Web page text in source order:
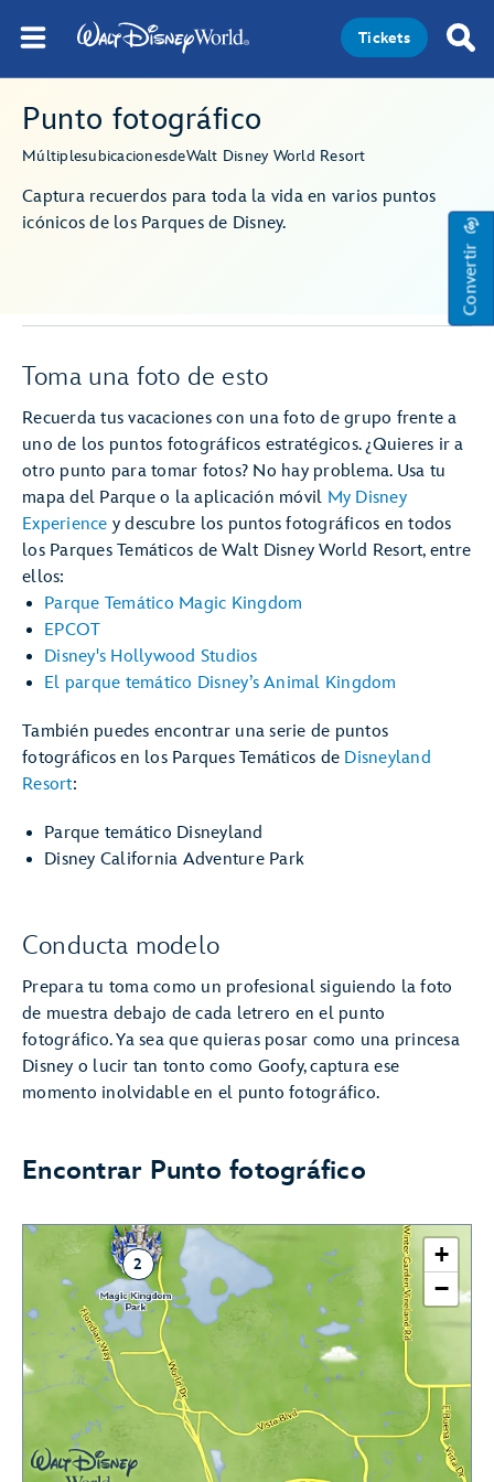
Tickets
Convertir
Punto fotográfico
MúltiplesubicacionesdeWalt Disney World Resort
Captura recuerdos para toda la vida en varios puntos
icónicos de los Parques de Disney.
Toma una foto de esto
Recuerda tus vacaciones con una foto de grupo frente a
uno de los puntos fotográficos estratégicos. ¿Quieres ir a
otro punto para tomar fotos? No hay problema. Usa tu
mapa del Parque o la aplicación móvil My Disney
Experience y descubre los puntos fotográficos en todos
los Parques Temáticos de Walt Disney World Resort, entre
ellos:
Parque Temático Magic Kingdom
EPCOT
Disney's Hollywood Studios
El parque temático Disney’s Animal Kingdom
También puedes encontrar una serie de puntos
fotográficos en los Parques Temáticos de Disneyland
Resort:
Parque temático Disneyland
Disney California Adventure Park
Conducta modelo
Prepara tu toma como un profesional siguiendo la foto
de muestra debajo de cada letrero en el punto
fotográfico. Ya sea que quieras posar como una princesa
Disney o lucir tan tonto como Goofy, captura ese
momento inolvidable en el punto fotográfico.
Encontrar Punto fotográfico
2
+
−